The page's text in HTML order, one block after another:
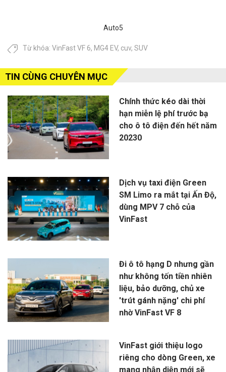
Auto5
Từ khóa: VinFast VF 6, MG4 EV, cuv, SUV
TIN CÙNG CHUYÊN MỤC
Chính thức kéo dài thời
hạn miễn lệ phí trước bạ
cho ô tô điện đến hết năm
20230
Dịch vụ taxi điện Green
SM Limo ra mắt tại Ấn Độ,
dùng MPV 7 chỗ của
VinFast
Đi ô tô hạng D nhưng gần
như không tốn tiền nhiên
liệu, bảo dưỡng, chủ xe
'trút gánh nặng' chi phí
nhờ VinFast VF 8
VinFast giới thiệu logo
riêng cho dòng Green, xe
mang nhận diện mới sẽ